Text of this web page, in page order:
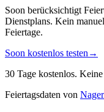
Soon berücksichtigt
Dienstplans. Kein
Feiertage.
Soon kostenlos testen →
30 Tage kostenlos.
Feiertagsdaten von